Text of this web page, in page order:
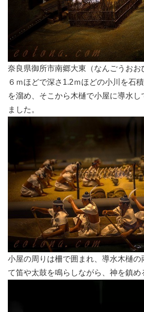
奈良県御所市南郷大東（なんごうおお
６ｍほどで深さ1.2ｍほどの小川を石
を溜め、そこから木樋で小屋に導水
ました。
小屋の周りは柵で囲まれ、導水木樋の
て笛や太鼓を鳴らしながら、神を鎮め